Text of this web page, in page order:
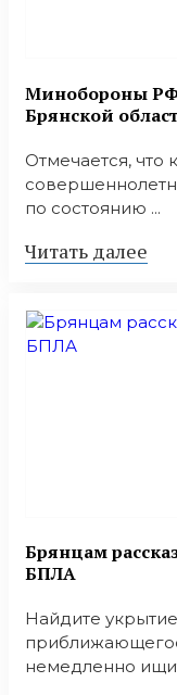
Минобoроны
Брянской
Отмечается, что
по состоянию ...
Читать далее
Брянцам
БПЛА
Найдите
немедленно